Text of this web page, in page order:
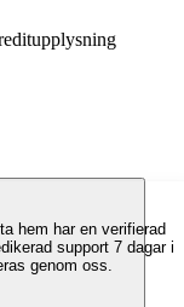
hem har en verifierad
support 7 dagar i
genom oss.